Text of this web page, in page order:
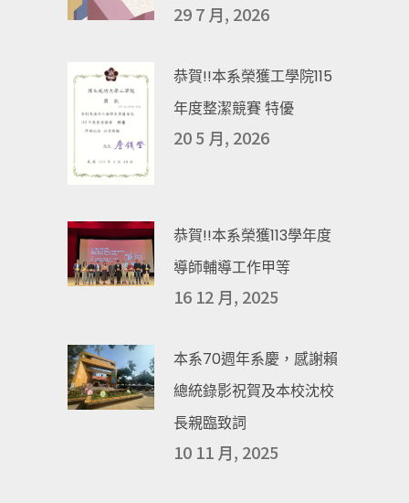
29 7 月, 2026
恭賀!!本系榮獲工學院115
年度整潔競賽 特優
20 5 月, 2026
恭賀!!本系榮獲113學年度
導師輔導工作甲等
16 12 月, 2025
本系70週年系慶，感謝賴
總統錄影祝賀及本校沈校
長親臨致詞
10 11 月, 2025